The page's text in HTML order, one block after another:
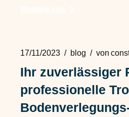
17/11/2023 blog von
Ihr zuverlässiger
professionelle